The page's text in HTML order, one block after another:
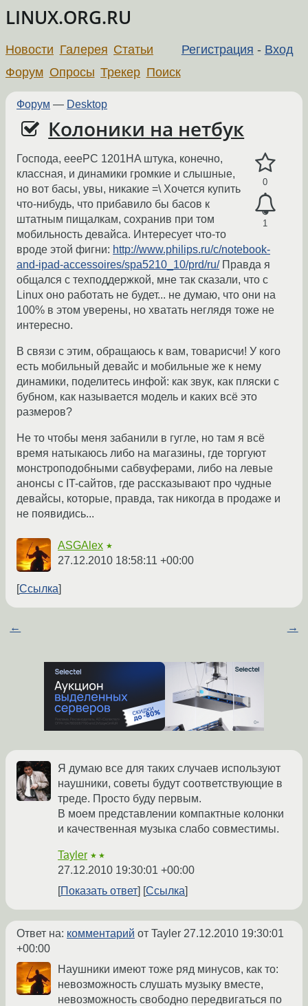
LINUX.ORG.RU
Регистрация - Вход
Новости Галерея Статьи
Форум Опросы Трекер Поиск
Форум — Desktop
Колоники на нетбук
0
1
Господа, eeePC 1201HA штука, конечно,
классная, и динамики громкие и слышные,
но вот басы, увы, никакие =\ Хочется купить
что-нибудь, что прибавило бы басов к
штатным пищалкам, сохранив при том
мобильность девайса. Интересует что-то
вроде этой фигни: http://www.philips.ru/c/notebook-
and-ipad-accessoires/spa5210_10/prd/ru/Правда я
общался с техподдержкой, мне так сказали, что с
Linux оно работать не будет... не думаю, что они на
100% в этом уверены, но хватать неглядя тоже не
интересно.
В связи с этим, обращаюсь к вам, товарисчи! У кого
есть мобильный девайс и мобильные же к нему
динамики, поделитесь инфой: как звук, как пляски с
бубном, как называется модель и каких всё это
размеров?
Не то чтобы меня забанили в гугле, но там я всё
время натыкаюсь либо на магазины, где торгуют
монстроподобными сабвуферами, либо на левые
анонсы с IT-сайтов, где рассказывают про чудные
девайсы, которые, правда, так никогда в продаже и
не появидись...
ASGAlex ★
27.12.2010 18:58:11 +00:00
Ссылка
← →
Я думаю все для таких случаев используют
наушники, советы будут соответствующие в
треде. Просто буду первым.
В моем представлении компактные колонки
и качественная музыка слабо совместимы.
Tayler ★★
27.12.2010 19:30:01 +00:00
Показать ответ
Ссылка
Ответ на: комментарий от Tayler 27.12.2010 19:30:01
+00:00
Наушники имеют тоже ряд минусов, как то:
невозможность слушать музыку вместе,
невозможность свободно передвигаться по